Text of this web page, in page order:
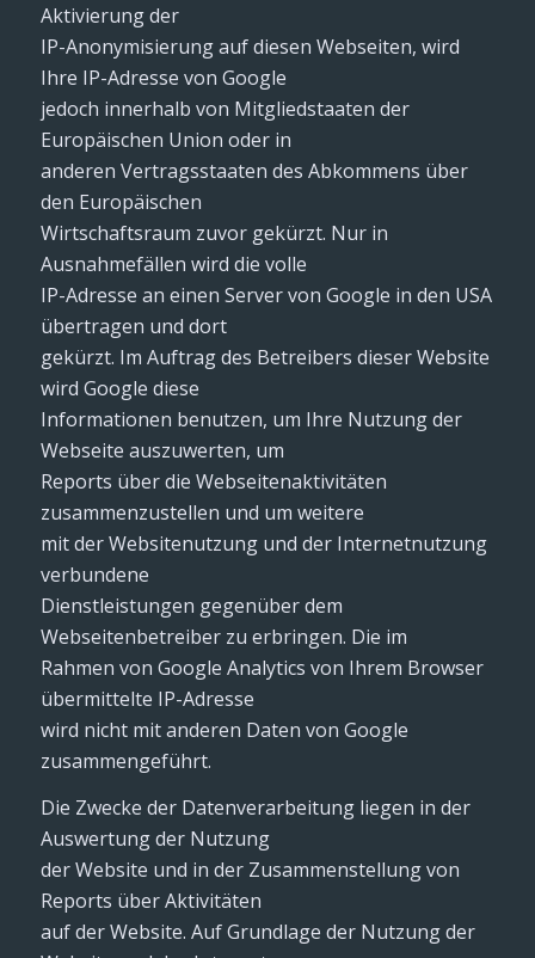
Aktivierung der
IP-Anonymisierung auf diesen Webseiten, wird
Ihre IP-Adresse von Google
jedoch innerhalb von Mitgliedstaaten der
Europäischen Union oder in
anderen Vertragsstaaten des Abkommens über
den Europäischen
Wirtschaftsraum zuvor gekürzt. Nur in
Ausnahmefällen wird die volle
IP-Adresse an einen Server von Google in den USA
übertragen und dort
gekürzt. Im Auftrag des Betreibers dieser Website
wird Google diese
Informationen benutzen, um Ihre Nutzung der
Webseite auszuwerten, um
Reports über die Webseitenaktivitäten
zusammenzustellen und um weitere
mit der Websitenutzung und der Internetnutzung
verbundene
Dienstleistungen gegenüber dem
Webseitenbetreiber zu erbringen. Die im
Rahmen von Google Analytics von Ihrem Browser
übermittelte IP-Adresse
wird nicht mit anderen Daten von Google
zusammengeführt.
Die Zwecke der Datenverarbeitung liegen in der
Auswertung der Nutzung
der Website und in der Zusammenstellung von
Reports über Aktivitäten
auf der Website. Auf Grundlage der Nutzung der